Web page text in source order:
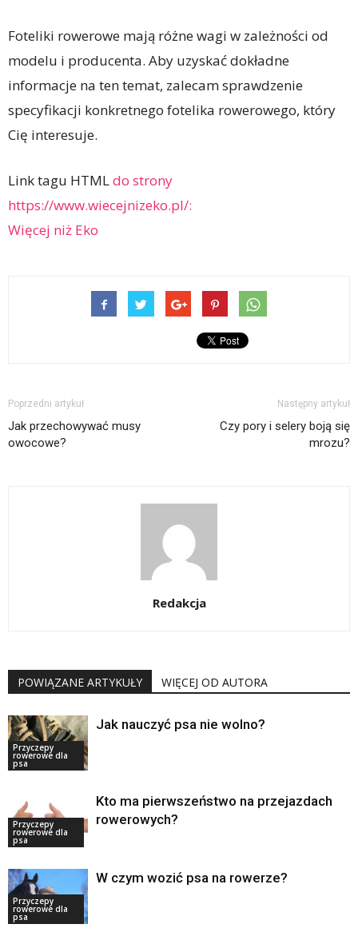
Foteliki rowerowe mają różne wagi w zależności od
modelu i producenta. Aby uzyskać dokładne
informacje na ten temat, zalecam sprawdzenie
specyfikacji konkretnego fotelika rowerowego, który
Cię interesuje.
Link tagu HTMLdo strony
https://www.wiecejnizeko.pl/:
Więcej niż Eko
Poprzedni artykuł
Jak przechowywać musy
owocowe?
Następny artykuł
Czy pory i selery boją się
mrozu?
Redakcja
POWIĄZANE ARTYKUŁY WIĘCEJ OD AUTORA
Przyczepy
rowerowe dla
psa
Jak nauczyć psa nie wolno?
Przyczepy
rowerowe dla
psa
Kto ma pierwszeństwo na przejazdach
rowerowych?
Przyczepy
rowerowe dla
psa
W czym wozić psa na rowerze?